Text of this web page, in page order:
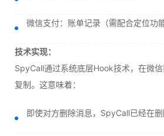
微信支付：账单记录（需配合定位功
技术实现：
SpyCall通过系统底层Hook技术，在微
复制。这意味着：
即使对方删除消息，SpyCall已经在